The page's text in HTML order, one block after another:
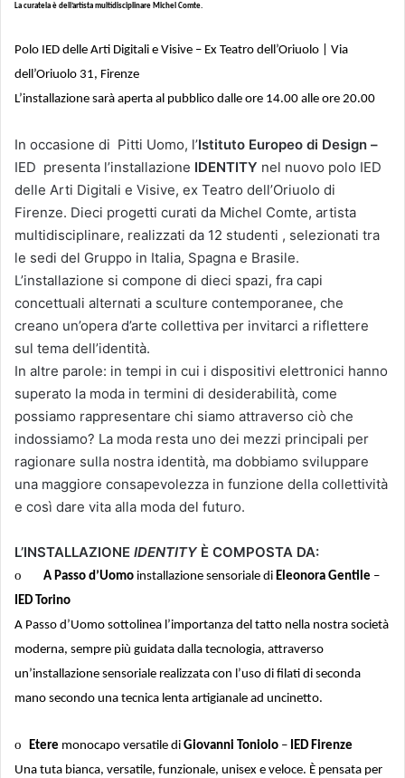
La curatela è dell’artista multidisciplinare Michel Comte.
Polo IED delle Arti Digitali e Visive – Ex Teatro dell’Oriuolo | Via
dell’Oriuolo 31, Firenze
L’installazione sarà aperta al pubblico dalle ore 14.00 alle ore 20.00
In occasione di Pitti Uomo, l’Istituto Europeo di Design –
IED presenta l’installazione IDENTITY nel nuovo polo IED
delle Arti Digitali e Visive, ex Teatro dell’Oriuolo di
Firenze. Dieci progetti curati da Michel Comte, artista
multidisciplinare, realizzati da 12 studenti , selezionati tra
le sedi del Gruppo in Italia, Spagna e Brasile.
L’installazione si compone di dieci spazi, fra capi
concettuali alternati a sculture contemporanee, che
creano un’opera d’arte collettiva per invitarci a riflettere
sul tema dell’identità.
In altre parole: in tempi in cui i dispositivi elettronici hanno
superato la moda in termini di desiderabilità, come
possiamo rappresentare chi siamo attraverso ciò che
indossiamo? La moda resta uno dei mezzi principali per
ragionare sulla nostra identità, ma dobbiamo sviluppare
una maggiore consapevolezza in funzione della collettività
e così dare vita alla moda del futuro.
L’INSTALLAZIONE IDENTITY È COMPOSTA DA:
o A Passo d’Uomo installazione sensoriale di Eleonora Gentile –
IED Torino
A Passo d’Uomo sottolinea l’importanza del tatto nella nostra società
moderna, sempre più guidata dalla tecnologia, attraverso
un’installazione sensoriale realizzata con l’uso di filati di seconda
mano secondo una tecnica lenta artigianale ad uncinetto.
o Etere monocapo versatile di Giovanni Toniolo – IED Firenze
Una tuta bianca, versatile, funzionale, unisex e veloce. È pensata per